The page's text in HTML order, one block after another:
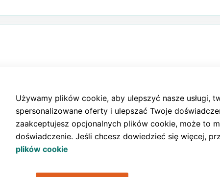
Używamy plików cookie, aby ulepszyć nasze usługi,
spersonalizowane oferty i ulepszać Twoje
zaakceptujesz opcjonalnych plików cookie, może to
doświadczenie. Jeśli chcesz dowiedzieć się więcej,
plików cookie
dostępne?
lub BLIKIEM?